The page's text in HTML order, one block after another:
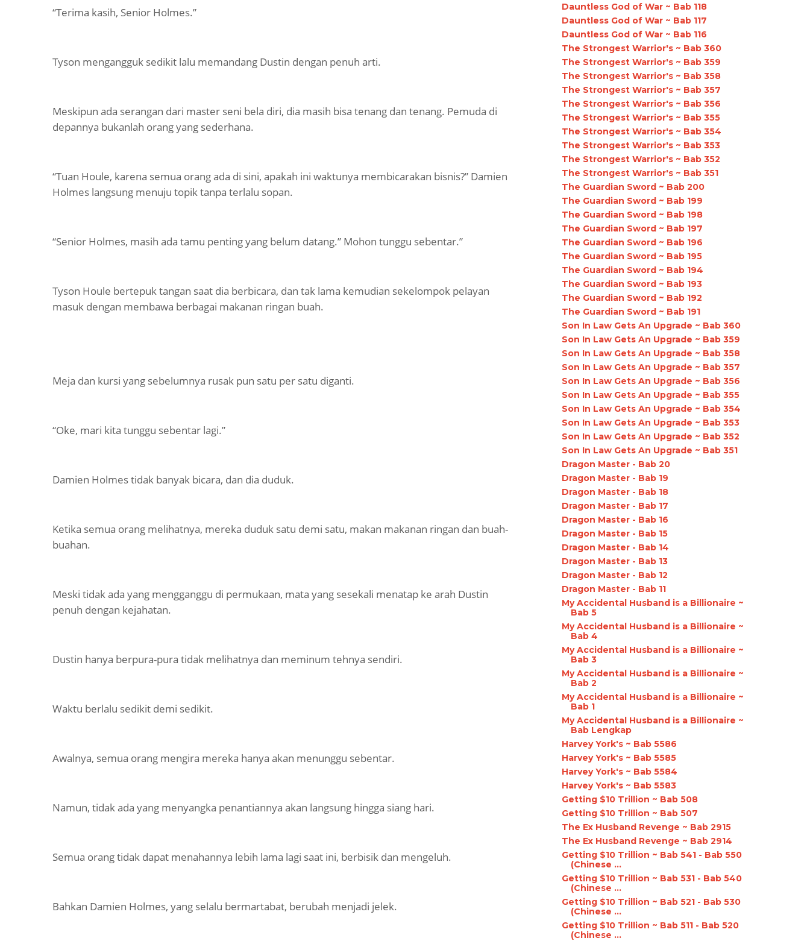
“Terima kasih, Senior Holmes.”
Tyson mengangguk sedikit lalu memandang Dustin dengan penuh arti.
Meskipun ada serangan dari master seni bela diri, dia masih bisa tenang dan tenang. Pemuda di
depannya bukanlah orang yang sederhana.
“Tuan Houle, karena semua orang ada di sini, apakah ini waktunya membicarakan bisnis?” Damien
Holmes langsung menuju topik tanpa terlalu sopan.
“Senior Holmes, masih ada tamu penting yang belum datang.” Mohon tunggu sebentar.”
Tyson Houle bertepuk tangan saat dia berbicara, dan tak lama kemudian sekelompok pelayan
masuk dengan membawa berbagai makanan ringan buah.
Meja dan kursi yang sebelumnya rusak pun satu per satu diganti.
“Oke, mari kita tunggu sebentar lagi.”
Damien Holmes tidak banyak bicara, dan dia duduk.
Ketika semua orang melihatnya, mereka duduk satu demi satu, makan makanan ringan dan buah-
buahan.
Meski tidak ada yang mengganggu di permukaan, mata yang sesekali menatap ke arah Dustin
penuh dengan kejahatan.
Dustin hanya berpura-pura tidak melihatnya dan meminum tehnya sendiri.
Waktu berlalu sedikit demi sedikit.
Awalnya, semua orang mengira mereka hanya akan menunggu sebentar.
Namun, tidak ada yang menyangka penantiannya akan langsung hingga siang hari.
Semua orang tidak dapat menahannya lebih lama lagi saat ini, berbisik dan mengeluh.
Bahkan Damien Holmes, yang selalu bermartabat, berubah menjadi jelek.
Dauntless God of War ~ Bab 118
Dauntless God of War ~ Bab 117
Dauntless God of War ~ Bab 116
The Strongest Warrior's ~ Bab 360
The Strongest Warrior's ~ Bab 359
The Strongest Warrior's ~ Bab 358
The Strongest Warrior's ~ Bab 357
The Strongest Warrior's ~ Bab 356
The Strongest Warrior's ~ Bab 355
The Strongest Warrior's ~ Bab 354
The Strongest Warrior's ~ Bab 353
The Strongest Warrior's ~ Bab 352
The Strongest Warrior's ~ Bab 351
The Guardian Sword ~ Bab 200
The Guardian Sword ~ Bab 199
The Guardian Sword ~ Bab 198
The Guardian Sword ~ Bab 197
The Guardian Sword ~ Bab 196
The Guardian Sword ~ Bab 195
The Guardian Sword ~ Bab 194
The Guardian Sword ~ Bab 193
The Guardian Sword ~ Bab 192
The Guardian Sword ~ Bab 191
Son In Law Gets An Upgrade ~ Bab 360
Son In Law Gets An Upgrade ~ Bab 359
Son In Law Gets An Upgrade ~ Bab 358
Son In Law Gets An Upgrade ~ Bab 357
Son In Law Gets An Upgrade ~ Bab 356
Son In Law Gets An Upgrade ~ Bab 355
Son In Law Gets An Upgrade ~ Bab 354
Son In Law Gets An Upgrade ~ Bab 353
Son In Law Gets An Upgrade ~ Bab 352
Son In Law Gets An Upgrade ~ Bab 351
Dragon Master - Bab 20
Dragon Master - Bab 19
Dragon Master - Bab 18
Dragon Master - Bab 17
Dragon Master - Bab 16
Dragon Master - Bab 15
Dragon Master - Bab 14
Dragon Master - Bab 13
Dragon Master - Bab 12
Dragon Master - Bab 11
My Accidental Husband is a Billionaire ~
Bab 5
My Accidental Husband is a Billionaire ~
Bab 4
My Accidental Husband is a Billionaire ~
Bab 3
My Accidental Husband is a Billionaire ~
Bab 2
My Accidental Husband is a Billionaire ~
Bab 1
My Accidental Husband is a Billionaire ~
Bab Lengkap
Harvey York's ~ Bab 5586
Harvey York's ~ Bab 5585
Harvey York's ~ Bab 5584
Harvey York's ~ Bab 5583
Getting $10 Trillion ~ Bab 508
Getting $10 Trillion ~ Bab 507
The Ex Husband Revenge ~ Bab 2915
The Ex Husband Revenge ~ Bab 2914
Getting $10 Trillion ~ Bab 541 - Bab 550
(Chinese ...
Getting $10 Trillion ~ Bab 531 - Bab 540
(Chinese ...
Getting $10 Trillion ~ Bab 521 - Bab 530
(Chinese ...
Getting $10 Trillion ~ Bab 511 - Bab 520
(Chinese ...